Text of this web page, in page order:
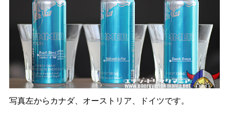
写真左からカナダ、オーストリア、ドイツです。